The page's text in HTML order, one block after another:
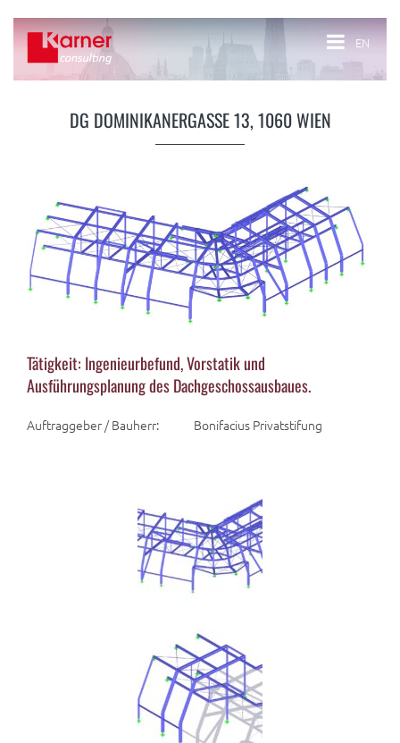
EN
DG DOMINIKANERGASSE 13, 1060 WIEN
Tätigkeit: Ingenieurbefund, Vorstatik und
Ausführungsplanung des Dachgeschossausbaues.
Auftraggeber / Bauherr: Bonifacius Privatstifung